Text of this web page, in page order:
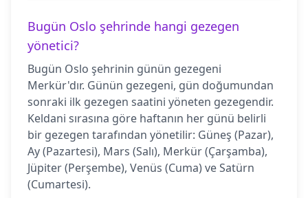
Bugün Oslo şehrinde hangi gezegen
yönetici?
Bugün Oslo şehrinin günün gezegeni
Merkür'dır. Günün gezegeni, gün doğumundan
sonraki ilk gezegen saatini yöneten gezegendir.
Keldani sırasına göre haftanın her günü belirli
bir gezegen tarafından yönetilir: Güneş (Pazar),
Ay (Pazartesi), Mars (Salı), Merkür (Çarşamba),
Jüpiter (Perşembe), Venüs (Cuma) ve Satürn
(Cumartesi).